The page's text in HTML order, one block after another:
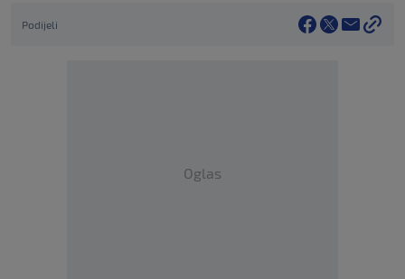
Podijeli
Oglas